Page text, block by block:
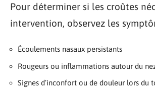
Pour déterminer si les croûtes
intervention, observez les
Écoulements nasaux persistants
Rougeurs ou inflammations autour du
Signes d’inconfort ou de douleur lors du